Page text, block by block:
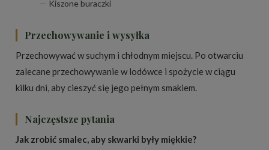
Kiszone buraczki
Przechowywanie i wysyłka
Przechowywać w suchym i chłodnym miejscu. Po otwarciu
zalecane przechowywanie w lodówce i spożycie w ciągu
kilku dni, aby cieszyć się jego pełnym smakiem.
Najczęstsze pytania
Jak zrobić smalec, aby skwarki były miękkie?